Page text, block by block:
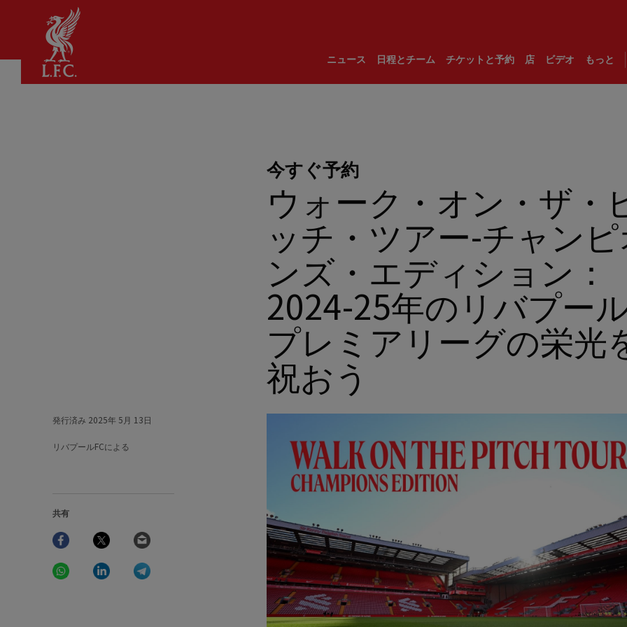
ニュース 日程とチーム チケットと予約 店 ビデオ もっと
今すぐ予約
ウォーク・オン・ザ・
ッチ・ツアー-チャン
ンズ・エディション：
2024-25年のリバプー
プレミアリーグの栄光
祝おう
発行済み 2025年 5月 13日
リバプールFCによる
共有
Facebook Twitter
WhatsAppLinkedIn